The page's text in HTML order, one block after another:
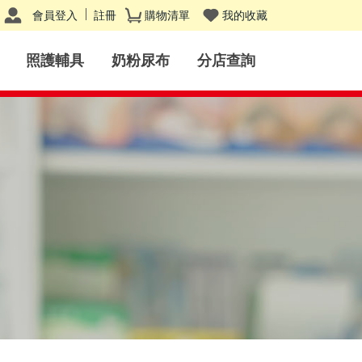
會員登入 註冊 購物清單 我的收藏
照護輔具 奶粉尿布 分店查詢